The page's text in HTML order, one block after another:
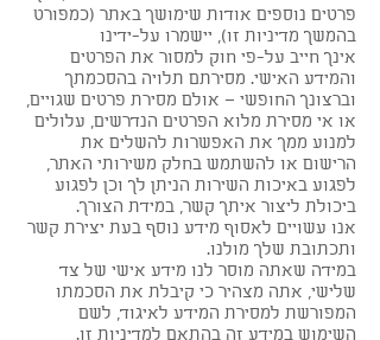
פרטים נוספים אודות שימושך באתר (כמפורט
בהמשך מדיניות זו), יישמרו על-ידינו
אינך חייב על-פי חוק למסור את הפרטים
והמידע האישי. מסירתם תלויה בהסכמתך
וברצונך החופשי – אולם מסירת פרטים שגויים,
או אי מסירת מלוא הפרטים הנדרשים, עלולים
למנוע ממך את האפשרות להשלים את
הרישום או להשתמש בחלק משירותי האתר,
לפגוע באיכות השירות הניתן לך וכן לפגוע
ביכולת ליצור איתך קשר, במידת הצורך.
אנו עשויים לאסוף מידע נוסף בעת יצירת קשר
ותכתובת שלך מולנו.
במידה שאתה מוסר לנו מידע אישי של צד
שלישי, אתה מצהיר כי קיבלת את הסכמתו
המפורשת למסירת המידע לאיגוד, לשם
השימוש במידע זה בהתאם למדיניות זו.